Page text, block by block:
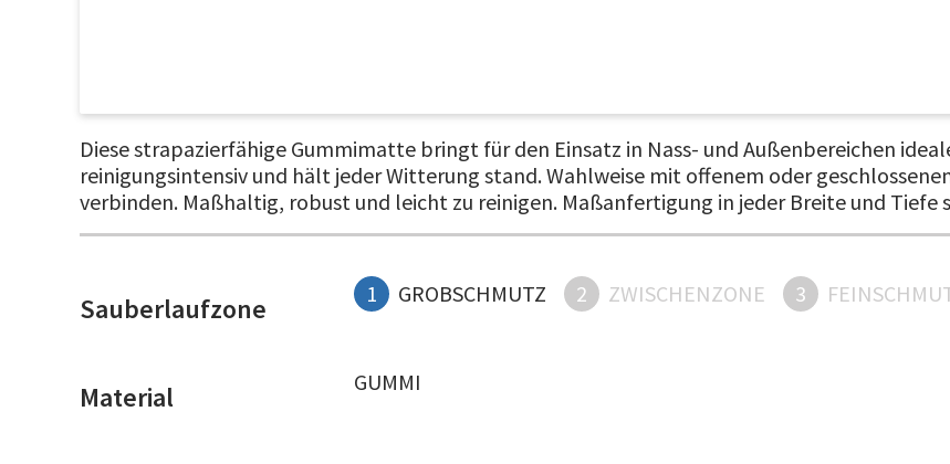
Diese strapazierfähige Gummimatte bringt für den Einsatz in Nass- und Außenbereichen
reinigungsintensiv und hält jeder Witterung stand. Wahlweise mit offenem oder
verbinden. Maßhaltig, robust und leicht zu reinigen. Maßanfertigung in jeder Breite und Tiefe
Sauberlaufzone 1 GROBSCHMUTZ 2 ZWISCHENZONE 3
Material GUMMI